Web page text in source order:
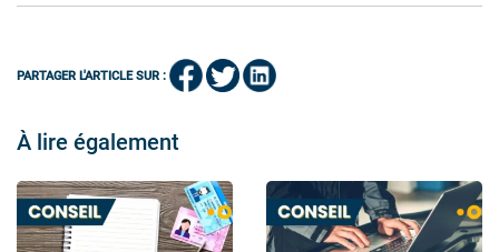
PARTAGER L'ARTICLE SUR :
À lire également